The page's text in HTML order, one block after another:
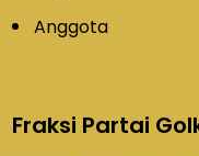
Anggota
Fraksi Partai